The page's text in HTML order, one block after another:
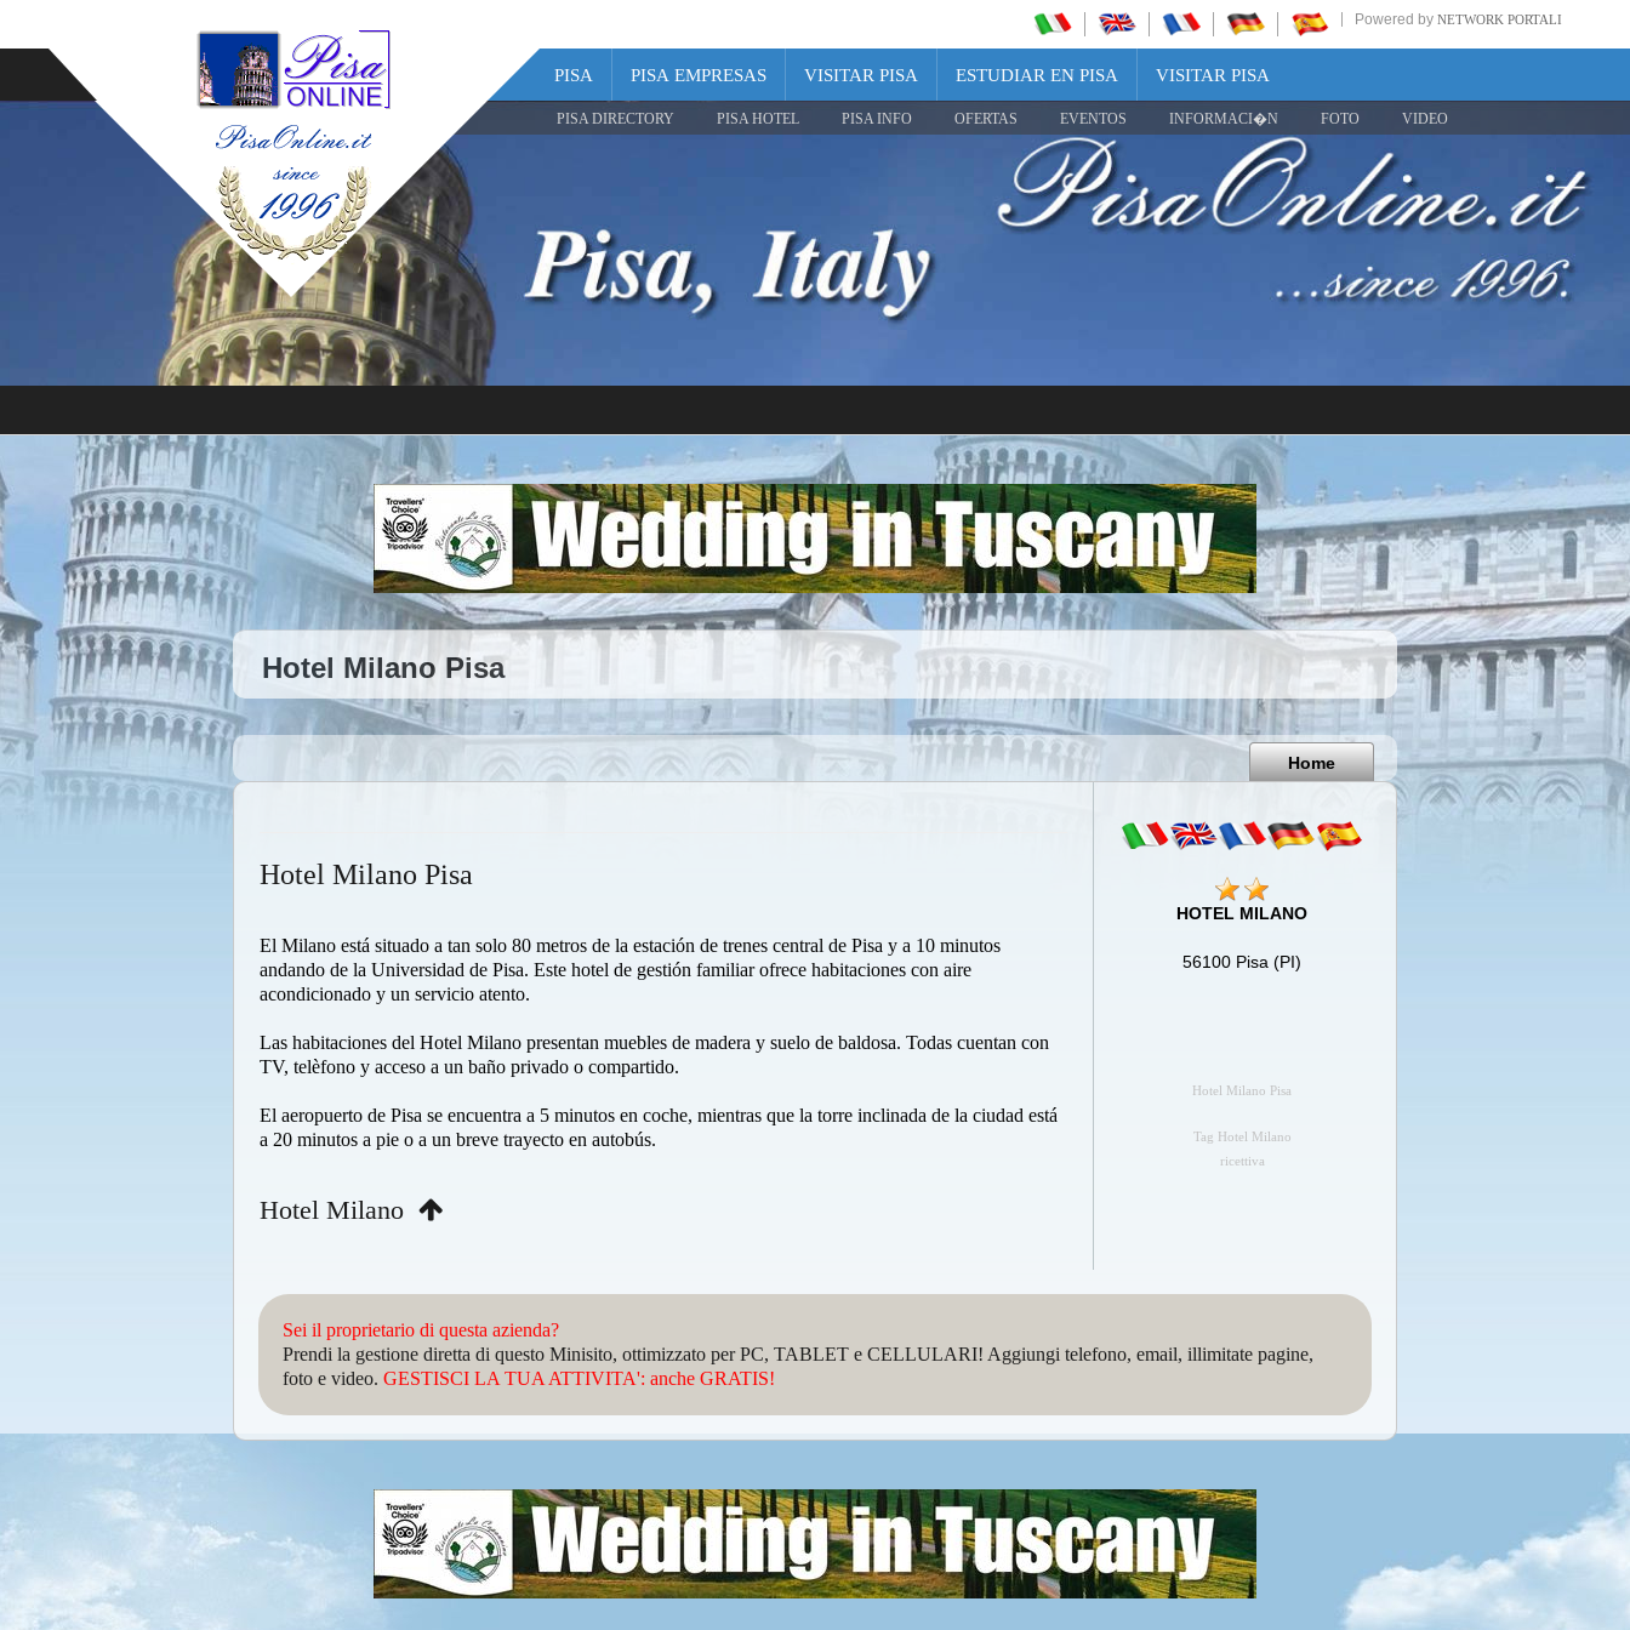
Powered by NETWORK PORTALI
PISA PISA EMPRESAS VISITAR PISA ESTUDIAR EN PISA VISITAR PISA
PISA DIRECTORY PISA HOTEL PISA INFO OFERTAS EVENTOS INFORMACI�N FOTO VIDEO
Share
Pisa
Italy
Hotel Milano Pisa
Home
Hotel Milano Pisa
El Milano está situado a tan solo 80 metros de la estación de trenes central de Pisa y a 10 minutos
andando de la Universidad de Pisa. Este hotel de gestión familiar ofrece habitaciones con aire
acondicionado y un servicio atento.
Las habitaciones del Hotel Milano presentan muebles de madera y suelo de baldosa. Todas cuentan con
TV, telèfono y acceso a un baño privado o compartido.
El aeropuerto de Pisa se encuentra a 5 minutos en coche, mientras que la torre inclinada de la ciudad está
a 20 minutos a pie o a un breve trayecto en autobús.
Hotel Milano
HOTEL MILANO
56100 Pisa (PI)
Hotel Milano Pisa
Tag Hotel Milano
ricettiva
Sei il proprietario di questa azienda?
Prendi la gestione diretta di questo Minisito, ottimizzato per PC, TABLET e CELLULARI! Aggiungi telefono, email, illimitate pagine,
foto e video. GESTISCI LA TUA ATTIVITA': anche GRATIS!